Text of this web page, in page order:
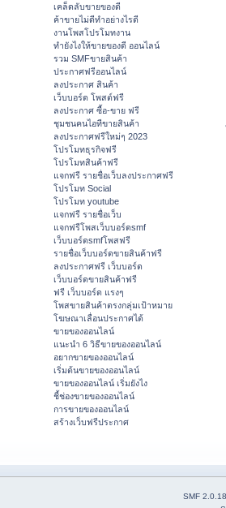
เคล็ดลับขายของดี
ค้าขายไม่ดีทำอย่างไรดี
งานโพสโปรโมทงาน
ทํายังไงให้ขายของดี ออนไลน์
รวม SMFขายสินค้า
ประกาศฟรีออนไลน์
ลงประกาศ สินค้า
เว็บบอร์ด โพสต์ฟรี
ลงประกาศ ซื้อ-ขาย ฟรี
ชุมชนคนไอทีขายสินค้า
ลงประกาศฟรีใหม่ๆ 2023
โปรโมทธุรกิจฟรี
โปรโมทสินค้าฟรี
แจกฟรี รายชื่อเว็บลงประกาศฟรี
โปรโมท Social
โปรโมท youtube
แจกฟรี รายชื่อเว็บ
แจกฟรีโพสเว็บบอร์ดsmf
เว็บบอร์ดsmfโพสฟรี
รายชื่อเว็บบอร์ดขายสินค้าฟรี
ลงประกาศฟรี เว็บบอร์ด
เว็บบอร์ดขายสินค้าฟรี
ฟรี เว็บบอร์ด แรงๆ
โพสขายสินค้าตรงกลุ่มเป้าหมาย
โฆษณาเลื่อนประกาศได้
ขายของออนไลน์
แนะนำ 6 วิธีขายของออนไลน์
อยากขายของออนไลน์
เริ่มต้นขายของออนไลน์
ขายของออนไลน์ เริ่มยังไง
ชี้ช่องขายของออนไลน์
การขายของออนไลน์
สร้างเว็บฟรีประกาศ
SMF 2.0.18